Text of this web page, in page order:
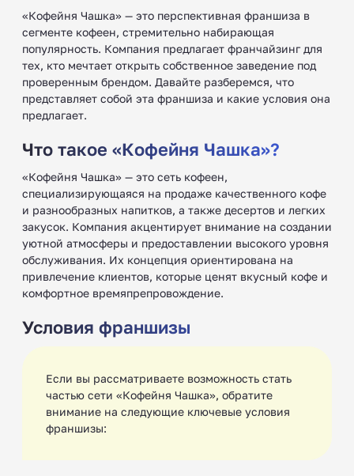
«Кофейня Чашка» — это перспективная франшиза в
сегменте кофеен, стремительно набирающая
популярность. Компания предлагает франчайзинг для
тех, кто мечтает открыть собственное заведение под
проверенным брендом. Давайте разберемся, что
представляет собой эта франшиза и какие условия она
предлагает.
Что такое «Кофейня Чашка»?
«Кофейня Чашка» — это сеть кофеен,
специализирующаяся на продаже качественного кофе
и разнообразных напитков, а также десертов и легких
закусок. Компания акцентирует внимание на создании
уютной атмосферы и предоставлении высокого уровня
обслуживания. Их концепция ориентирована на
привлечение клиентов, которые ценят вкусный кофе и
комфортное времяпрепровождение.
Условия франшизы
Если вы рассматриваете возможность стать
частью сети «Кофейня Чашка», обратите
внимание на следующие ключевые условия
франшизы: